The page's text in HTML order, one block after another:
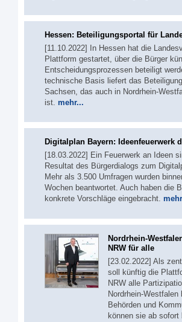
Hessen: Beteiligungsportal für
[11.10.2022] In Hessen hat die
Plattform gestartet, über die Bürger
Entscheidungsprozessen beteiligt
technische Basis liefert das
Sachsen, das auch in Nordrhein-
ist. mehr...
Digitalplan Bayern: Ideenfeuerwerk
[18.03.2022] Ein Feuerwerk an Ideen
Resultat des Bürgerdialogs zum
Mehr als 3.500 Umfragen wurden
Wochen beantwortet. Auch haben die
konkrete Vorschläge eingebracht.
Nordrhein-
NRW für alle
[23.02.2022] Als
soll künftig die
NRW alle
Nordrhein-Westfalen
Behörden und
können sie ab sofort